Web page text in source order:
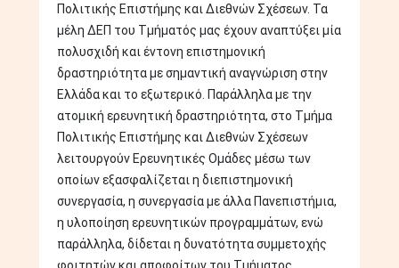
Πολιτικής Επιστήμης και Διεθνών Σχέσεων. Τα
μέλη ΔΕΠ του Τμήματός μας έχουν αναπτύξει μία
πολυσχιδή και έντονη επιστημονική
δραστηριότητα με σημαντική αναγνώριση στην
Ελλάδα και το εξωτερικό. Παράλληλα με την
ατομική ερευνητική δραστηριότητα, στο Τμήμα
Πολιτικής Επιστήμης και Διεθνών Σχέσεων
λειτουργούν Ερευνητικές Ομάδες μέσω των
οποίων εξασφαλίζεται η διεπιστημονική
συνεργασία, η συνεργασία με άλλα Πανεπιστήμια,
η υλοποίηση ερευνητικών προγραμμάτων, ενώ
παράλληλα, δίδεται η δυνατότητα συμμετοχής